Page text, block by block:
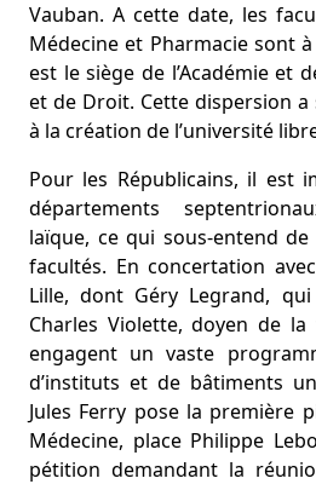
Vauban. A cette date, les
Médecine et Pharmacie sont
est le siège de l’Académie et
et de Droit. Cette dispersion
à la création de l’université
Pour les Républicains, il est
départements
laïque, ce qui sous-entend
facultés. En concertation
Lille, dont Géry Legrand,
Charles Violette, doyen de la
engagent un vaste
d’instituts et de bâtiments
Jules Ferry pose la première
Médecine, place Philippe
pétition demandant la